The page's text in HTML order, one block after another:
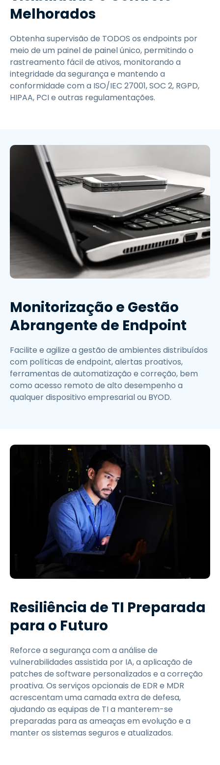
Melhorados
Obtenha supervisão de TODOS os endpoints por
meio de um painel de painel único, permitindo o
rastreamento fácil de ativos, monitorando a
integridade da segurança e mantendo a
conformidade com a ISO/IEC 27001, SOC 2, RGPD,
HIPAA, PCI e outras regulamentações.
Monitorização e Gestão
Abrangente de Endpoint
Facilite e agilize a gestão de ambientes distribuídos
com políticas de endpoint, alertas proativos,
ferramentas de automatização e correção, bem
como acesso remoto de alto desempenho a
qualquer dispositivo empresarial ou BYOD.
Resiliência de TI Preparada
para o Futuro
Reforce a segurança com a análise de
vulnerabilidades assistida por IA, a aplicação de
patches de software personalizados e a correção
proativa. Os serviços opcionais de EDR e MDR
acrescentam uma camada extra de defesa,
ajudando as equipas de TI a manterem-se
preparadas para as ameaças em evolução e a
manter os sistemas seguros e atualizados.